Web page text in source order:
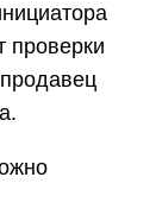
проверки